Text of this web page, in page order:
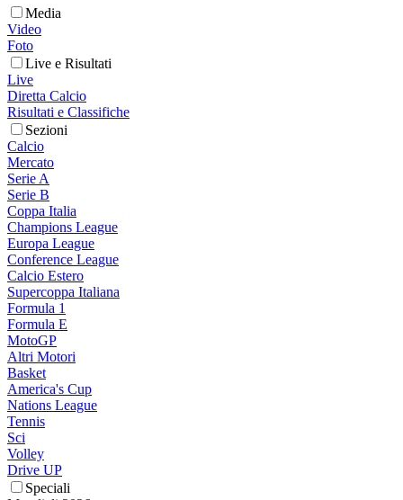
Media
Video
Foto
Live e Risultati
Live
Diretta Calcio
Risultati e Classifiche
Sezioni
Calcio
Mercato
Serie A
Serie B
Coppa Italia
Champions League
Europa League
Conference League
Calcio Estero
Supercoppa Italiana
Formula 1
Formula E
MotoGP
Altri Motori
Basket
America's Cup
Nations League
Tennis
Sci
Volley
Drive UP
Speciali